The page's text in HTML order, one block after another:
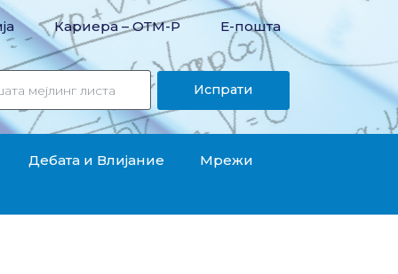
Кариера – OТМ-Р Е-пошта
Испрати
Дебата и Влијание Мрежи